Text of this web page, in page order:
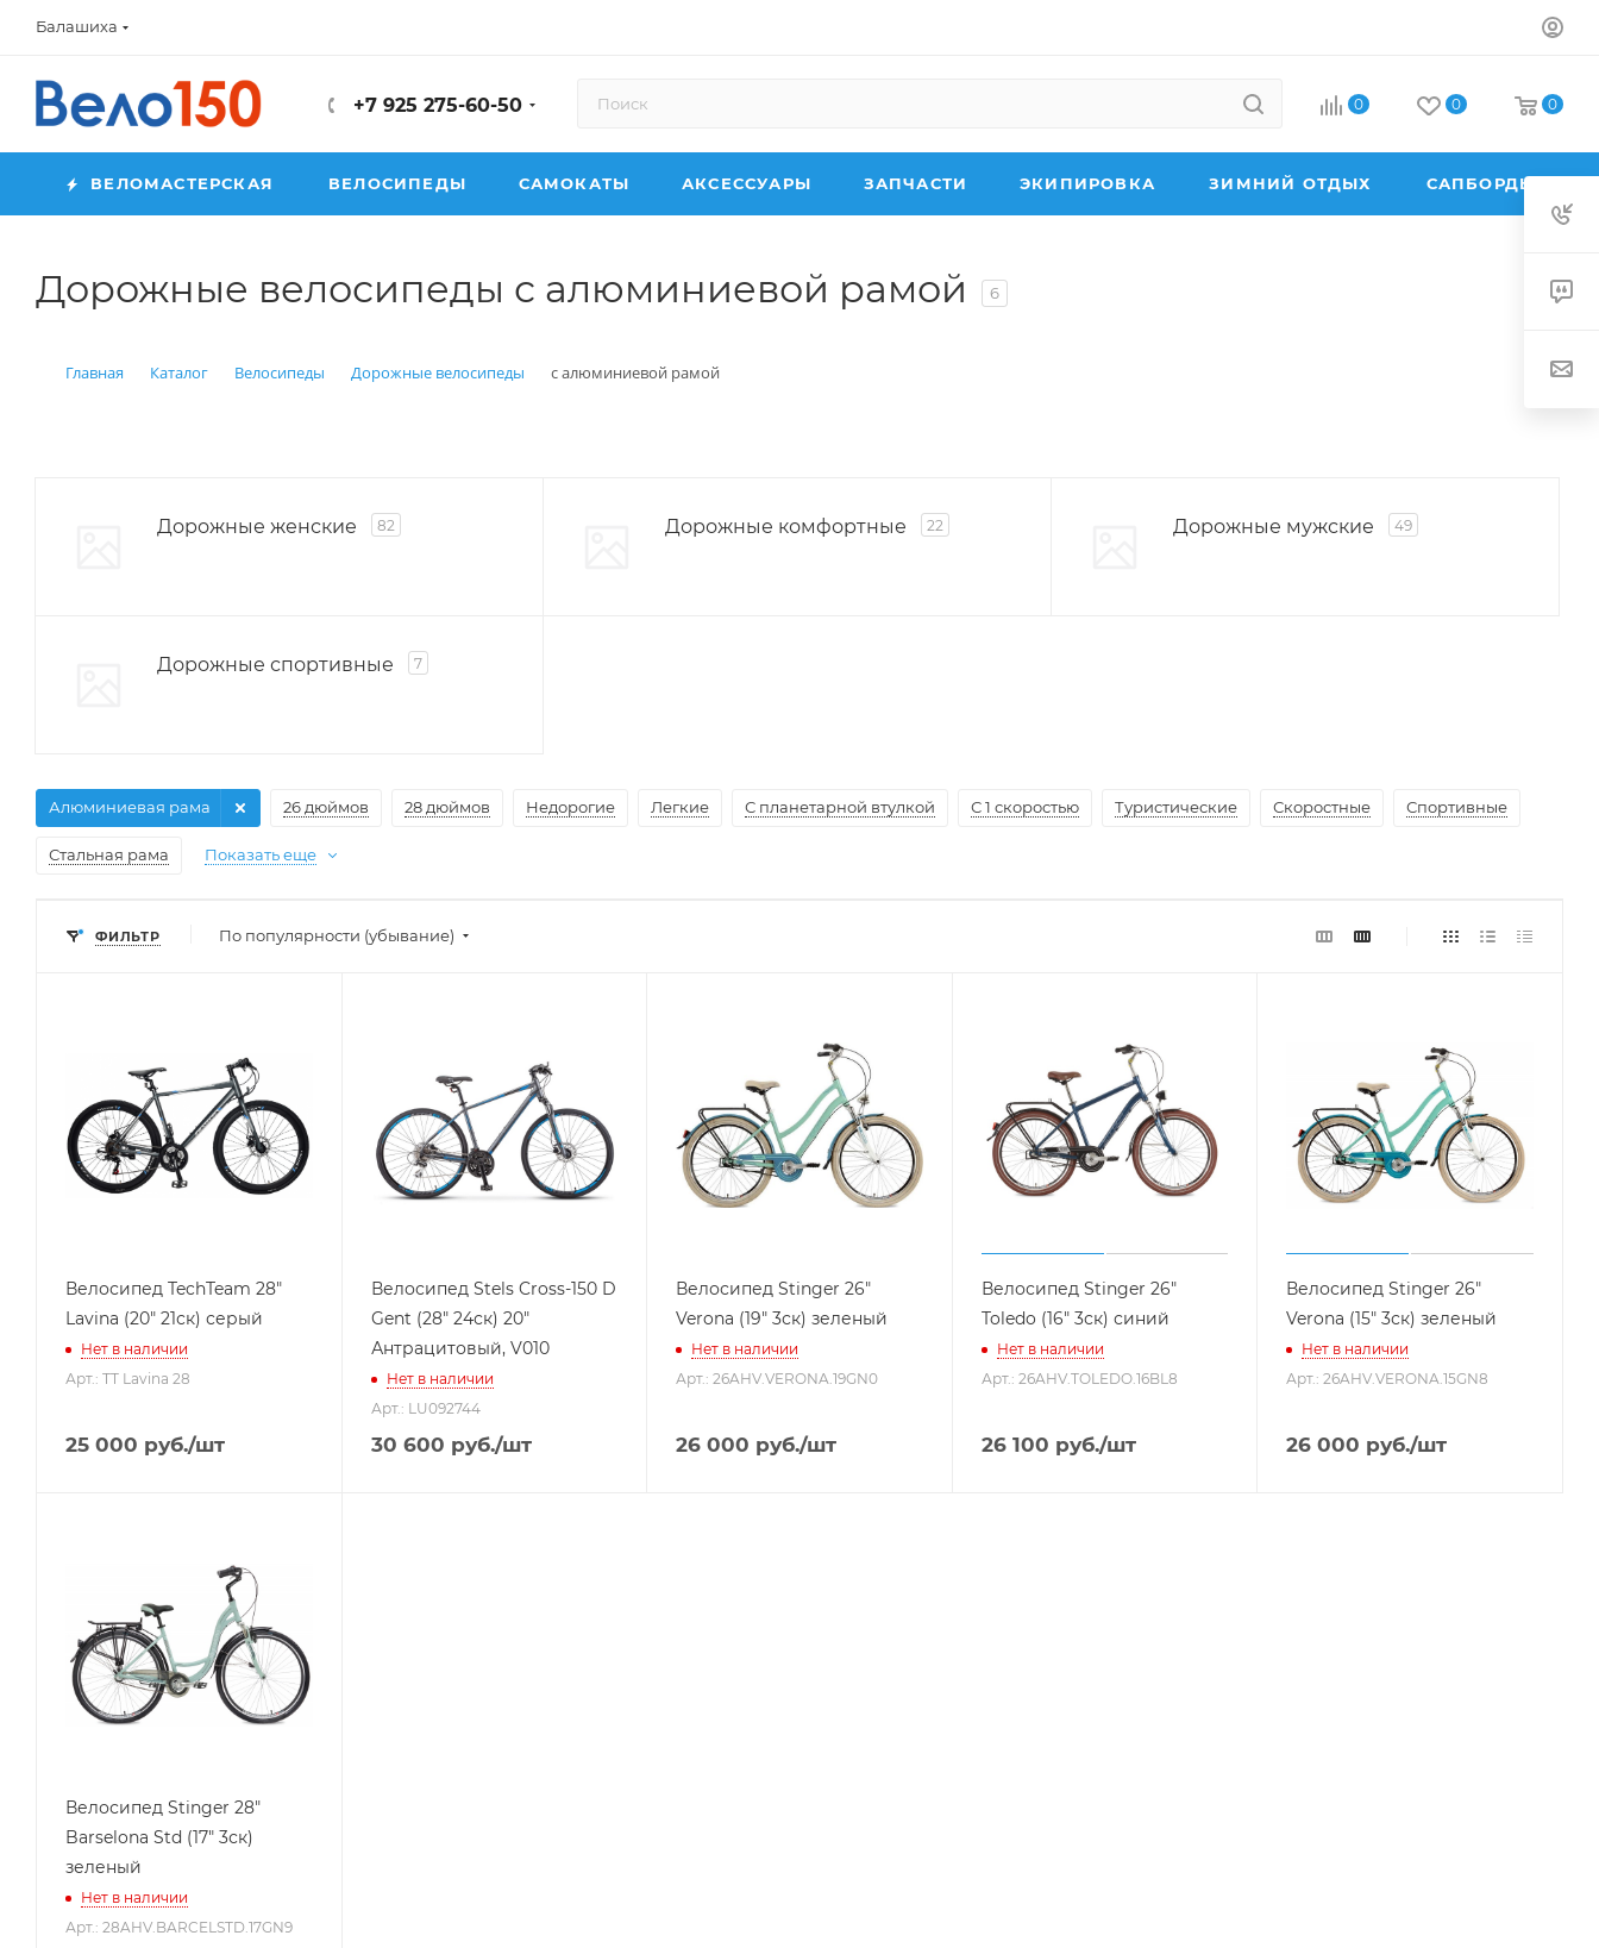
Балашиха
+7 925 275-60-50 0 0 0
ВЕЛОМАСТЕРСКАЯ ВЕЛОСИПЕДЫ САМОКАТЫ АКСЕССУАРЫ ЗАПЧАСТИ ЭКИПИРОВКА ЗИМНИЙ ОТДЫХ САПБОРДЫ
Дорожные велосипеды с алюминиевой рамой 6
Главная Каталог Велосипеды Дорожные велосипеды с алюминиевой рамой
Дорожные женские 82 Дорожные комфортные 22 Дорожные мужские 49
Дорожные спортивные 7
26 дюймов 28 дюймов Недорогие Легкие С планетарной втулкой С 1 скоростью Туристические Скоростные Спортивные
Стальная рама
Алюминиевая рама
Показать еще
ФИЛЬТР По популярности (убывание)
Велосипед TechTeam 28"
Lavina (20" 21ск) серый
Нет в наличии
Арт.: TT Lavina 28
25 000 руб./шт
Велосипед Stels Cross-150 D
Gent (28" 24ск) 20"
Антрацитовый, V010
Нет в наличии
Арт.: LU092744
30 600 руб./шт
Велосипед Stinger 26"
Verona (19" 3ск) зеленый
Нет в наличии
Арт.: 26AHV.VERONA.19GN0
26 000 руб./шт
Велосипед Stinger 26"
Toledo (16" 3ск) синий
Нет в наличии
Арт.: 26AHV.TOLEDO.16BL8
26 100 руб./шт
Велосипед Stinger 26"
Verona (15" 3ск) зеленый
Нет в наличии
Арт.: 26AHV.VERONA.15GN8
26 000 руб./шт
Велосипед Stinger 28"
Barselona Std (17" 3ск)
зеленый
Нет в наличии
Арт.: 28AHV.BARCELSTD.17GN9